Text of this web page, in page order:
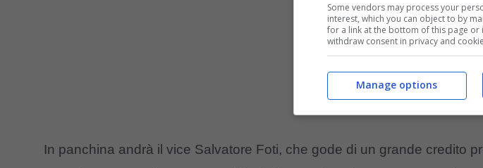
In panchina andrà il vice Salvatore Foti, che gode di un grande credito
Some vendors may process your
interest, which you can object to by
for a link at the bottom of this page or
withdraw consent in privacy and
Manage options